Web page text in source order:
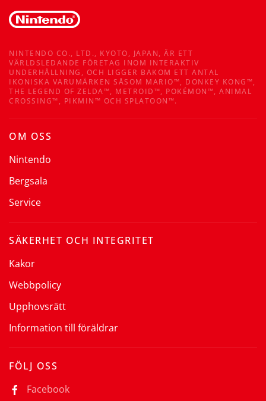
NINTENDO CO., LTD., KYOTO, JAPAN, ÄR ETT
VÄRLDSLEDANDE FÖRETAG INOM INTERAKTIV
UNDERHÅLLNING, OCH LIGGER BAKOM ETT ANTAL
IKONISKA VARUMÄRKEN SÅSOM MARIO™, DONKEY KONG™,
THE LEGEND OF ZELDA™, METROID™, POKÉMON™, ANIMAL
CROSSING™, PIKMIN™ OCH SPLATOON™.
OM OSS
Nintendo
Bergsala
Service
SÄKERHET OCH INTEGRITET
Kakor
Webbpolicy
Upphovsrätt
Information till föräldrar
FÖLJ OSS
Facebook